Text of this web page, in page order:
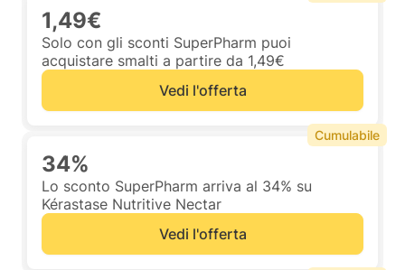
1,49€
Solo con gli sconti SuperPharm puoi
acquistare smalti a partire da 1,49€
Vedi l'offerta
34%
Lo sconto SuperPharm arriva al 34% su
Kérastase Nutritive Nectar
Vedi l'offerta
Cumulabile